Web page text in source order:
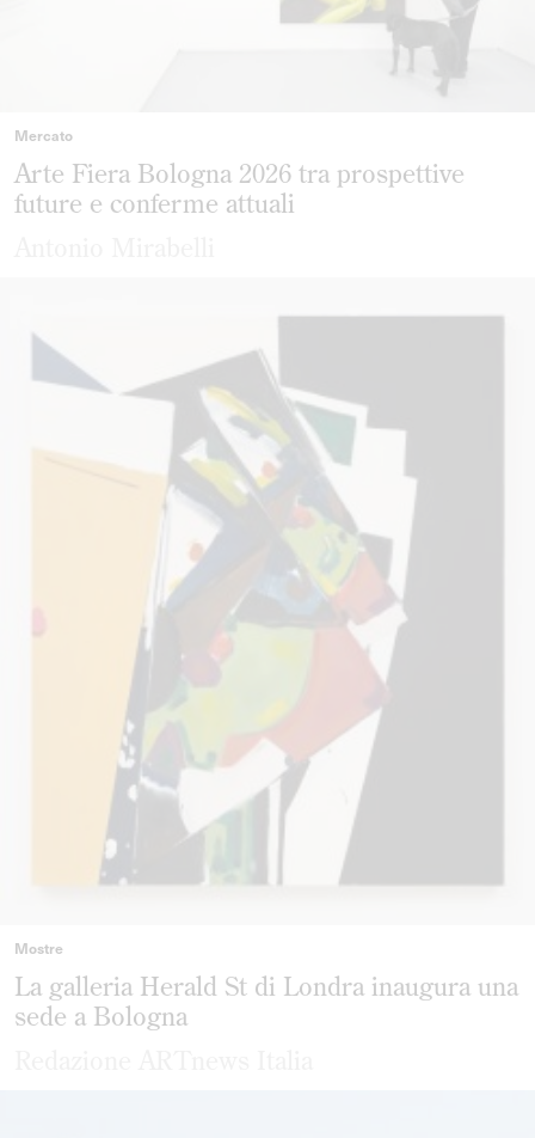
Mercato
Arte Fiera Bologna 2026 tra prospettive
future e conferme attuali
Mostre
La galleria Herald St di Londra inaugura una
sede a Bologna